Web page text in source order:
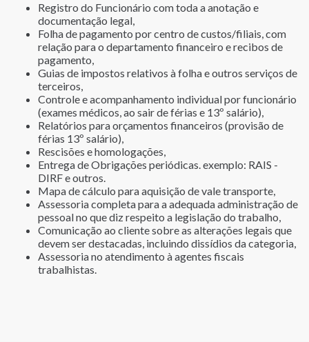
Registro do Funcionário com toda a anotação e
documentação legal,
Folha de pagamento por centro de custos/filiais, com
relação para o departamento financeiro e recibos de
pagamento,
Guias de impostos relativos à folha e outros serviços de
terceiros,
Controle e acompanhamento individual por funcionário
(exames médicos, ao sair de férias e 13º salário),
Relatórios para orçamentos financeiros (provisão de
férias 13º salário),
Rescisões e homologações,
Entrega de Obrigações periódicas. exemplo: RAIS -
DIRF e outros.
Mapa de cálculo para aquisição de vale transporte,
Assessoria completa para a adequada administração de
pessoal no que diz respeito a legislação do trabalho,
Comunicação ao cliente sobre as alterações legais que
devem ser destacadas, incluindo dissídios da categoria,
Assessoria no atendimento à agentes fiscais
trabalhistas.